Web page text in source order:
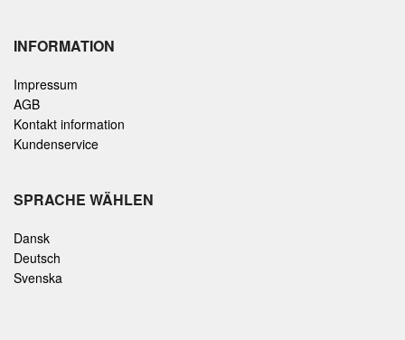
INFORMATION
Impressum
AGB
Kontakt information
Kundenservice
SPRACHE WÄHLEN
Dansk
Deutsch
Svenska